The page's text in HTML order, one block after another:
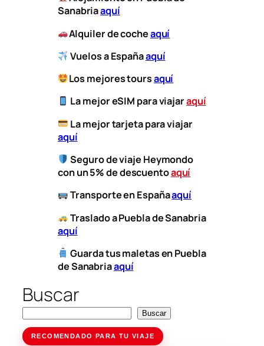
Sanabriaaquí
Alquiler de cocheaquí
Vuelos a Españaaquí
Los mejores toursaquí
La mejor eSIM para viajaraquí
La mejor tarjeta para viajar
aquí
Seguro de viaje Heymondo
con un 5% de descuentoaquí
​Transporteen Españaaquí
​Traslado a Puebla de Sanabria
aquí
Guarda tus maletas en Puebla
de Sanabriaaquí
Buscar
Buscar
RECOMENDADO PARA TU VIAJE